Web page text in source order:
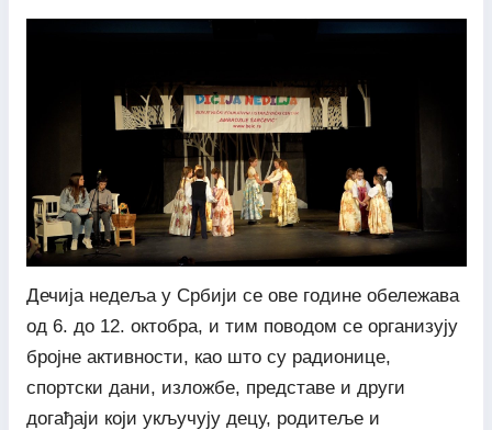
Дечија недеља у Србији се ове године обележава
од 6. до 12. октобра, и тим поводом се организују
бројне активности, као што су радионице,
спортски дани, изложбе, представе и други
догађаји који укључују децу, родитеље и